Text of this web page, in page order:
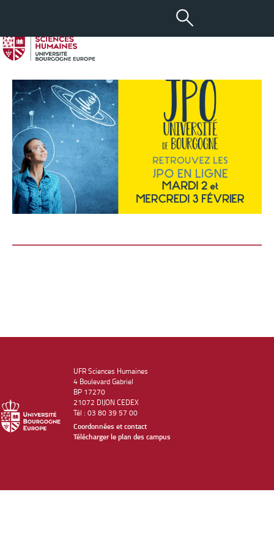
aA - +
18 JAN 2021
JPO 2021 en ligne
UFR Sciences Humaines
4 Boulevard Gabriel
BP 17270
21072 DIJON CEDEX
Tél : 03 80 39 57 00
Coordonnées et contact
Télécharger le plan des campus